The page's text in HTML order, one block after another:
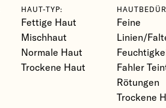
HAUT-TYP:
Fettige Haut
Mischhaut
Normale Haut
Trockene Haut
Feine
Linien/
Fahler
Rötungen
Trockene